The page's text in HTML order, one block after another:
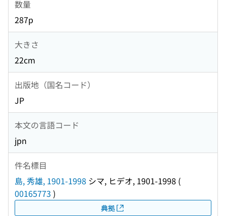
数量
287p
大きさ
22cm
出版地（国名コード）
JP
本文の言語コード
jpn
件名標目
島, 秀雄, 1901-1998 シマ, ヒデオ, 1901-1998 (
00165773 )
典拠